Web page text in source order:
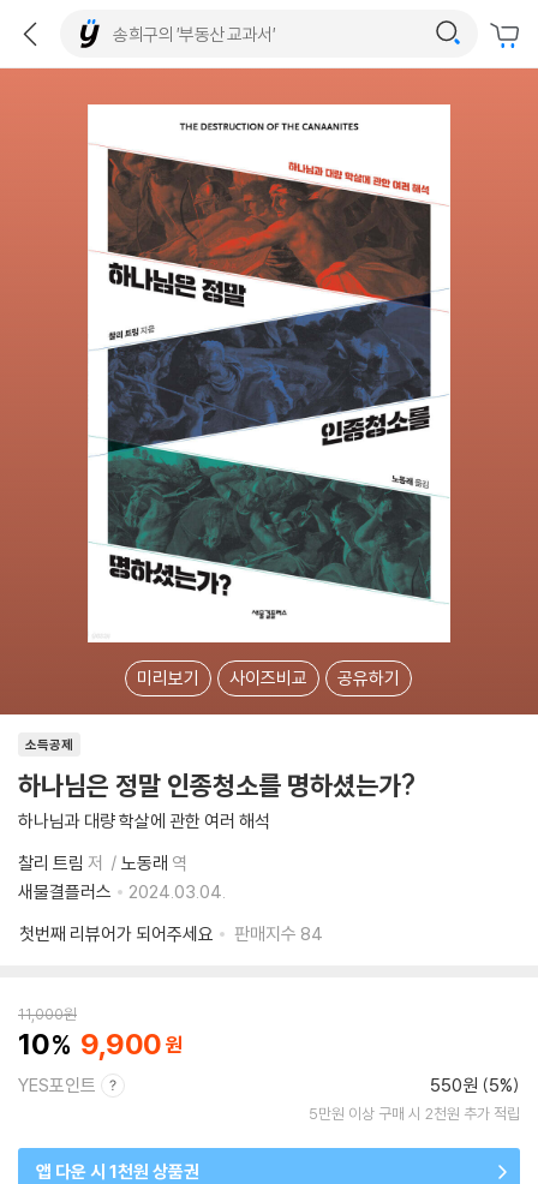
미리보기 사이즈비교 공유하기
소득공제
하나님은 정말 인종청소를 명하셨는가?
하나님과 대량 학살에 관한 여러 해석
찰리 트림 저 노동래 역
새물결플러스
2024.03.04.
첫번째 리뷰어가 되어주세요
판매지수 84
11,000원
10 9,900
YES포인트 550원 (5%)
5만원 이상 구매 시 2천원 추가 적립
앱 다운 시 1천원 상품권